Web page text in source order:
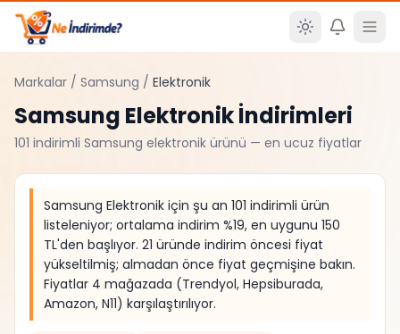
Ana içeriğe atla
Markalar / Samsung / Elektronik
Samsung Elektronikİndirimleri
101 indirimli Samsung elektronik ürünü — en ucuz fiyatlar
Samsung Elektronik için şu an 101 indirimli ürün
listeleniyor; ortalama indirim %19, en uygunu 150
TL'den başlıyor. 21 üründe indirim öncesi fiyat
yükseltilmiş; almadan önce fiyat geçmişine bakın.
Fiyatlar 4 mağazada (Trendyol, Hepsiburada,
Amazon, N11) karşılaştırılıyor.